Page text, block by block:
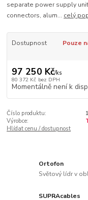
separate power supply
connectors, alum... celý
Dostupnost Pouze
97 250 Kč/ks
80 372 Kč bez DPH
Momentálně není k
Číslo produktu:
Výrobce:
Hlídat cenu / dostupnost
Ortofon
Světový lídr v
SUPRAcables